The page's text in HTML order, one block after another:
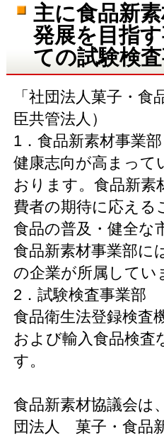
主に食品新
発展を目指
ての試験検
「社団法人菓子・
臣共管法人）
1．食品新素材事業部
健康志向が高まって
おります。食品新素
費者の期待に応え
食品の普及・健全な
食品新素材事業部に
の企業が所属してい
2．試験検査事業部
食品衛生法登録検査
および輸入食品検
す。
食品新素材協議会
団法人 菓子・食品